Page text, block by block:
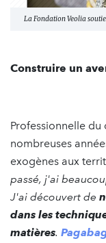
La Fondation Veolia
Construire un
Professionnelle
nombreuses
exogènes aux
passé, j'ai
J'ai découvert de
dans les
matières.